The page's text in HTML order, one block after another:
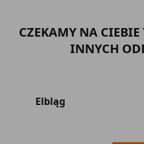
CZEKAMY NA CIEBIE
INNYCH
Elbląg